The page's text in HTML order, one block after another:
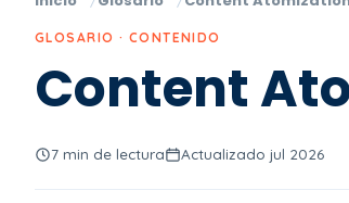
GLOSARIO · CONTENIDO
Content
7 min de lectura Actualizado jul 2026